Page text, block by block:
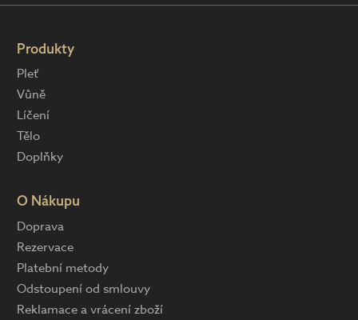
Produkty
Pleť
Vůně
Líčení
Tělo
Doplňky
O Nákupu
Doprava
Rezervace
Platební metody
Odstoupení od smlouvy
Reklamace a vrácení zboží